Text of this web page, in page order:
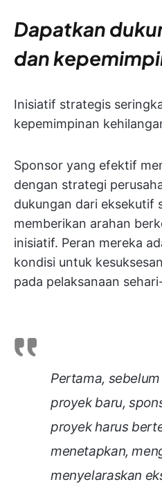
Dapatkan
dan
Inisiatif strategis
kepemimpinan
Sponsor yang efektif
dengan strategi
dukungan dari eksekutif
memberikan arahan
inisiatif. Peran mereka
kondisi untuk
pada pelaksanaan
Pertama,
proyek baru,
proyek harus
menetapkan,
menyelaraskan